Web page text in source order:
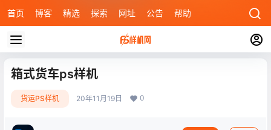
首页 博客 精选 探索 网址 公告 帮助
箱式货车ps样机
货运PS样机 20年11月19日 0